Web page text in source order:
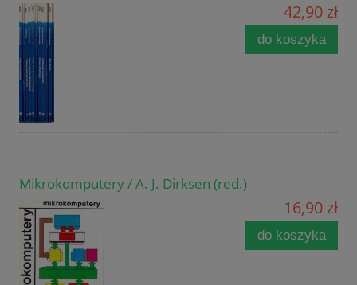
42,90 zł
do koszyka
Mikrokomputery / A. J. Dirksen (red.)
16,90 zł
do koszyka